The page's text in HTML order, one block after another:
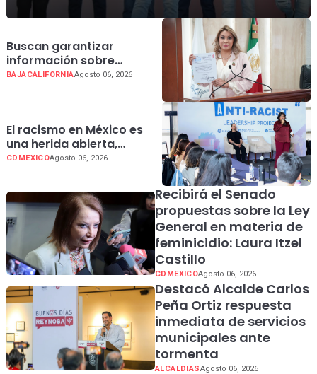
Buscan garantizar
información sobre
menstruación y justificar
BAJACALIFORNIAAgosto 06, 2026
El racismo en México es
una herida abierta,
destaco la senadora
CDMEXICOAgosto 06, 2026
Recibirá el Senado
propuestas sobre la Ley
General en materia de
feminicidio: Laura Itzel
Castillo
CDMEXICOAgosto 06, 2026
Destacó Alcalde Carlos
Peña Ortiz respuesta
inmediata de servicios
municipales ante
tormenta
ALCALDIASAgosto 06, 2026